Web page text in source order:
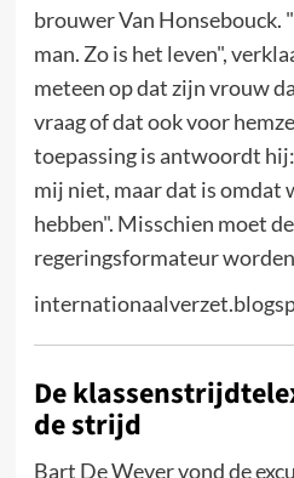
brouwer Van Honsebouck.
man. Zo is het leven",
meteen op dat zijn vrouw
vraag of dat ook voor
toepassing is antwoordt
mij niet, maar dat is omdat
hebben". Misschien moet
regeringsformateur
De
de strijd
Bart De Wever vond de